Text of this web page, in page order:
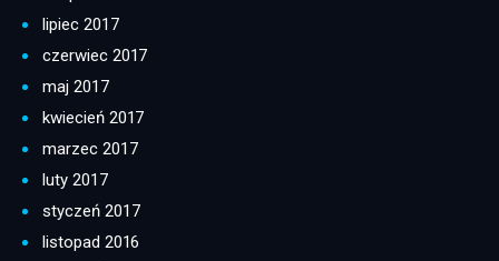
lipiec 2017
czerwiec 2017
maj 2017
kwiecień 2017
marzec 2017
luty 2017
styczeń 2017
listopad 2016